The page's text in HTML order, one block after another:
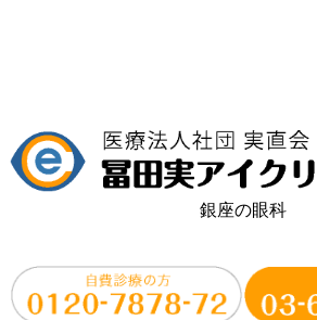
銀座の眼科